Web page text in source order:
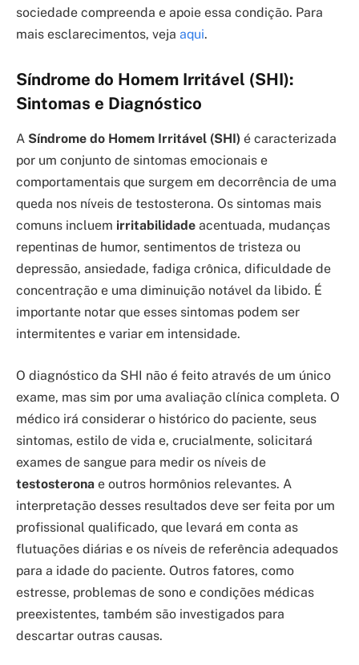
sociedade compreenda e apoie essa condição. Para
mais esclarecimentos, veja aqui.
Síndrome do Homem Irritável (SHI):
Sintomas e Diagnóstico
A Síndrome do Homem Irritável (SHI) é caracterizada
por um conjunto de sintomas emocionais e
comportamentais que surgem em decorrência de uma
queda nos níveis de testosterona. Os sintomas mais
comuns incluem irritabilidade acentuada, mudanças
repentinas de humor, sentimentos de tristeza ou
depressão, ansiedade, fadiga crônica, dificuldade de
concentração e uma diminuição notável da libido. É
importante notar que esses sintomas podem ser
intermitentes e variar em intensidade.
O diagnóstico da SHI não é feito através de um único
exame, mas sim por uma avaliação clínica completa. O
médico irá considerar o histórico do paciente, seus
sintomas, estilo de vida e, crucialmente, solicitará
exames de sangue para medir os níveis de
testosterona e outros hormônios relevantes. A
interpretação desses resultados deve ser feita por um
profissional qualificado, que levará em conta as
flutuações diárias e os níveis de referência adequados
para a idade do paciente. Outros fatores, como
estresse, problemas de sono e condições médicas
preexistentes, também são investigados para
descartar outras causas.